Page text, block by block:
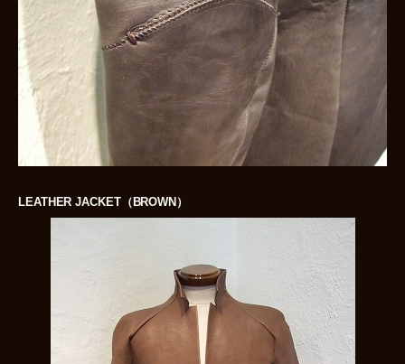
LEATHER JACKET（BROWN）